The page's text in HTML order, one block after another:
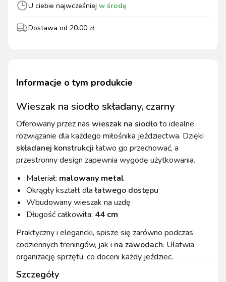
U ciebie najwcześniej w środę
Dostawa od 20.00 zł
Szczegóły
Informacje o tym produkcie
Wieszak na siodło składany, czarny
Oferowany przez nas wieszak na siodłoto idealne
rozwiązanie dla każdego miłośnika jeździectwa. Dzięki
składanej konstrukcjiłatwo go przechować, a
przestronny design zapewnia wygodę użytkowania.
Materiał: malowany metal
Okrągły kształt dlałatwego dostępu
Wbudowany wieszak na uzdę
Długość całkowita: 44 cm
Praktyczny i elegancki, spisze się zarówno podczas
codziennych treningów, jak i na zawodach. Ułatwia
organizację sprzętu, co doceni każdy jeździec.